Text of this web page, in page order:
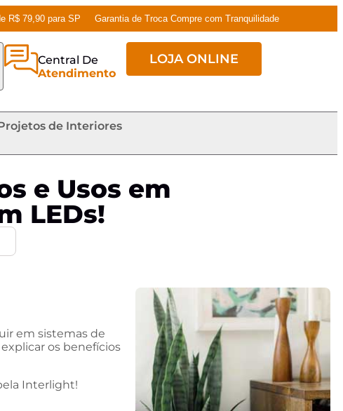
R$ 79,90 para SP Garantia de Troca Compre com Tranquilidade
Central De
Atendimento
LOJA ONLINE
de Interiores
e Usos em
LEDs!
em sistemas de
os benefícios
Interlight!